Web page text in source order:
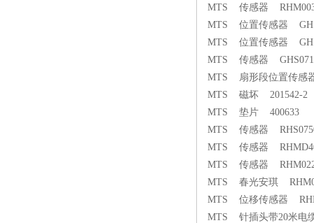
MTS 传感器
MTS 位置传感器
MTS 位置传感器
MTS 传感器
MTS 扇形段位置传感
MTS 磁坏 201542-2
MTS 垫片 400633
MTS 传感器
MTS 传感器
MTS 传感器
MTS 春光安琪
MTS 位移传感器
MTS 针插头带20米电